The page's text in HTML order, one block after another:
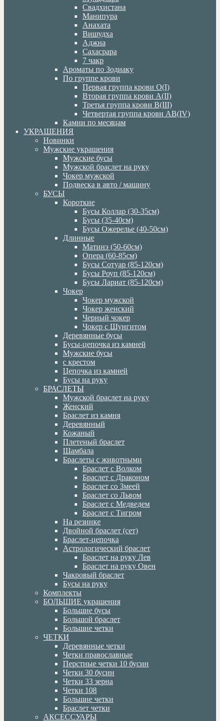
Свадхистана
Манипура
Анахата
Вишудха
Аджна
Сахасрара
7 чакр
Ароматы по Зодиаку
По группе крови
Первая группа крови О(I)
Вторая группа крови А(II)
Третья группа крови В(III)
Четвертая группа крови АВ(IV)
Камни по месяцам
УКРАШЕНИЯ
Новинки
Мужские украшения
Мужские бусы
Мужской браслет на руку
Чокер мужской
Подвеска в авто / машину
БУСЫ
Короткие
Бусы Коллар (30-35см)
Бусы (35-40см)
Бусы Ожерелье (40-50см)
Длинные
Матинэ (50-60см)
Опера (60-85см)
Бусы Сотуар (85-120см)
Бусы Роуп (85-120см)
Бусы Лариат (85-120см)
Чокер
Чокер мужской
Чокер женский
Черный чокер
Чокер с Шунгитом
Деревянные бусы
Бусы-цепочка из камней
Мужские бусы
с крестом
Цепочка из камней
Бусы на руку
БРАСЛЕТЫ
Мужской браслет на руку
Женский
Браслет из камня
Деревянный
Кожаный
Плетеный браслет
Шамбала
Браслеты с животными
Браслет с Волком
Браслет с Драконом
Браслет со Змеей
Браслет со Львом
Браслет с Медведем
Браслет с Тигром
На резинке
Двойной браслет (сет)
Браслет-цепочка
Астрологический браслет
Браслет на руку Лев
Браслет на руку Овен
Чакровый браслет
Бусы на руку
Комплекты
БОЛЬШИЕ украшения
Большие бусы
Большой браслет
Большие четки
ЧЕТКИ
Деревянные четки
Четки православные
Перстные четки 10 бусин
Четки 30 бусин
Четки 33 зерна
Четки 108
Большие четки
Браслет четки
АКСЕССУАРЫ